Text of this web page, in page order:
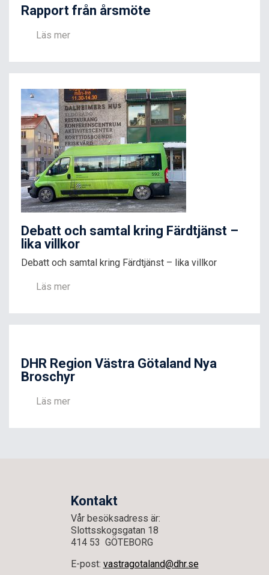
Rapport från årsmöte
Läs mer
Debatt och samtal kring Färdtjänst –
lika villkor
Debatt och samtal kring Färdtjänst – lika villkor
Läs mer
DHR Region Västra Götaland Nya
Broschyr
Läs mer
Kontakt
Vår besöksadress är:
Slottsskogsgatan 18
414 53 GÖTEBORG
E-post: vastragotaland@dhr.se